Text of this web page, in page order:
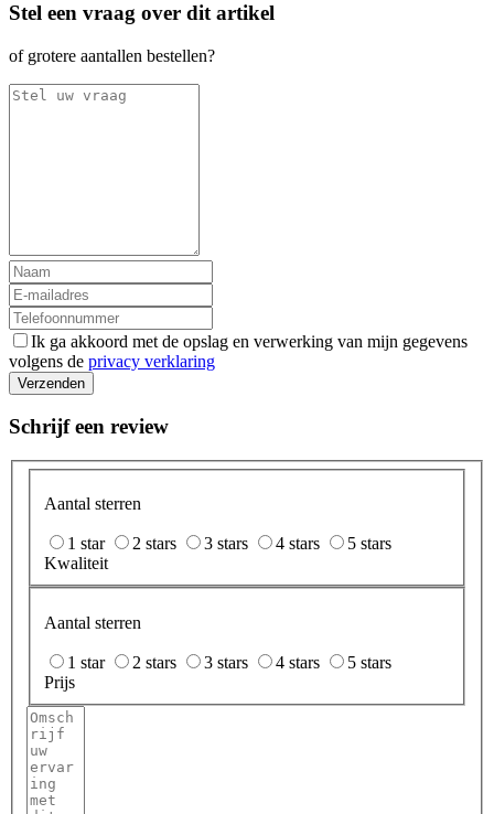
Stel een vraag over dit artikel
of grotere aantallen bestellen?
Ik ga akkoord met de opslag en verwerking van mijn gegevens
volgens de privacy verklaring
Verzenden
Schrijf een review
Aantal sterren
1 star 2 stars 3 stars 4 stars
5 stars
Kwaliteit
Aantal sterren
1 star 2 stars 3 stars 4 stars
5 stars
Prijs